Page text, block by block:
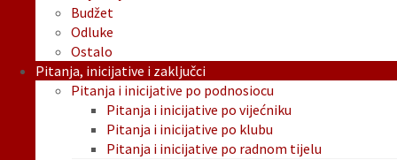
Budžet
Odluke
Ostalo
Pitanja, inicijative i zaključci
Pitanja i inicijative po podnosiocu
Pitanja i inicijative po vijećniku
Pitanja i inicijative po klubu
Pitanja i inicijative po radnom tijelu